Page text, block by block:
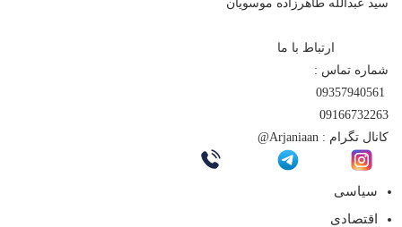
سید عبدالله طاهرزاده موسویان
ارتباط با ما
شماره تماس :
09166732263
کانال تگرام : Arjaniaan@
سیاسی
اقتصادی